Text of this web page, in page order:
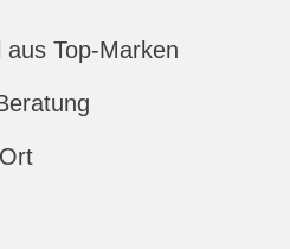
Top-Marken